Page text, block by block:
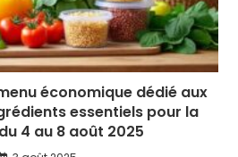
économique dédié aux
essentiels pour la
4 au 8 août 2025